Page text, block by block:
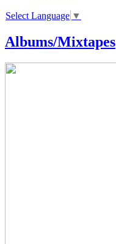
Select Language ▼
Albums/Mixtapes